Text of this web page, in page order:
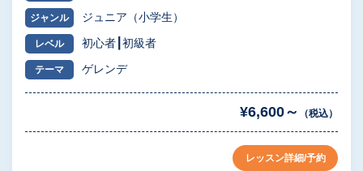
ジャンル ジュニア（小学生）
レベル 初心者 初級者
テーマ ゲレンデ
¥6,600～ （税込）
レッスン詳細/予約